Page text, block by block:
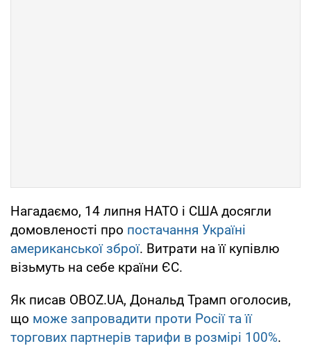
Нагадаємо, 14 липня НАТО і США досягли
домовленості про постачання Україні
американської зброї. Витрати на її купівлю
візьмуть на себе країни ЄС.
Як писав OBOZ.UA, Дональд Трамп оголосив,
що може запровадити проти Росії та її
торгових партнерів тарифи в розмірі 100%.